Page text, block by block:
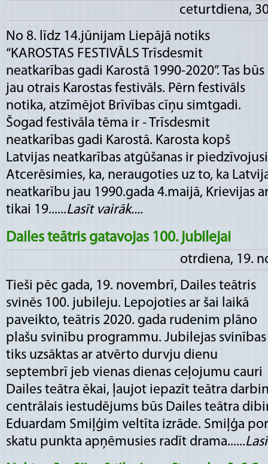
ceturtdiena,
No 8. līdz 14.jūnijam Liepājā notiks
“KAROSTAS FESTIVĀLS Trīsdesmit
neatkarības gadi Karostā 1990-2020”. Tas būs
jau otrais Karostas festivāls. Pērn festivāls
notika, atzīmējot Brīvības cīņu simtgadi.
Šogad festivāla tēma ir - Trīsdesmit
neatkarības gadi Karostā. Karosta kopš
Latvijas neatkarības atgūšanas ir
Atcerēsimies, ka, neraugoties uz to, ka
neatkarību jau 1990.gada 4.maijā, Krievijas
tikai 19......Lasīt vairāk....
Dailes teātris gatavojas 100. jubilejai
otrdiena, 19.
Tieši pēc gada, 19. novembrī, Dailes teātris
svinēs 100. jubileju. Lepojoties ar šai laikā
paveikto, teātris 2020. gada rudenim plāno
plašu svinību programmu. Jubilejas svinības
tiks uzsāktas ar atvērto durvju dienu
septembrī jeb vienas dienas ceļojumu cauri
Dailes teātra ēkai, ļaujot iepazīt teātra
centrālais iestudējums būs Dailes teātra
Eduardam Smiļģim veltīta izrāde. Smiļģa
skatu punkta apņēmusies radīt drama......